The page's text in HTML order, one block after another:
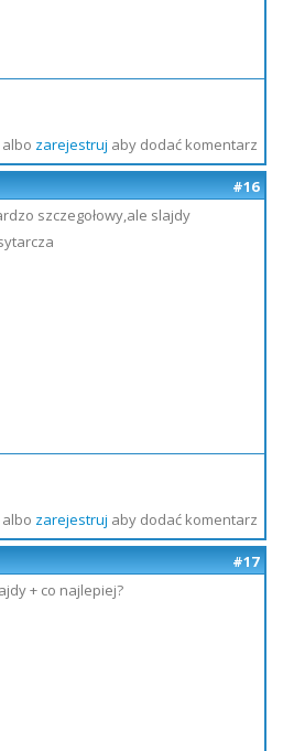
zarejestruj aby dodać komentarz
#16
szczegołowy,ale slajdy
zarejestruj aby dodać komentarz
#17
+ co najlepiej?